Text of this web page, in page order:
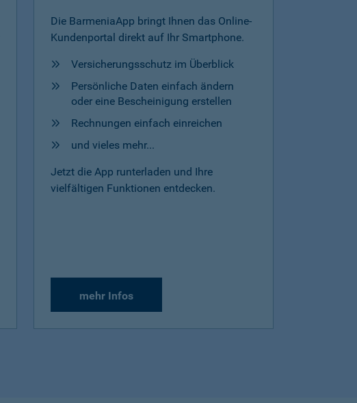
Die BarmeniaApp bringt Ihnen das Online-
Kundenportal direkt auf Ihr Smartphone.
Versicherungsschutz im Überblick
Persönliche Daten einfach ändern
oder eine Bescheinigung erstellen
Rechnungen einfach einreichen
und vieles mehr...
Jetzt die App runterladen und Ihre
vielfältigen Funktionen entdecken.
mehr Infos